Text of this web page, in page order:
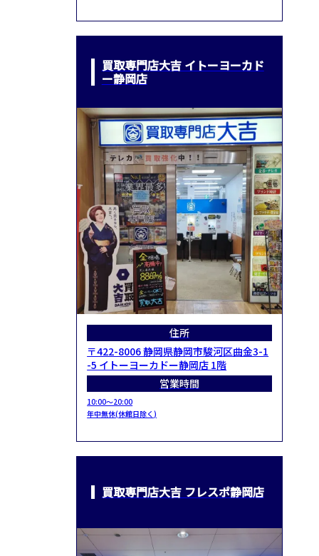
買取専門店大吉 イトーヨーカド
ー静岡店
住所
〒422-8006 静岡県静岡市駿河区曲金3-1
-5 イトーヨーカドー静岡店 1階
営業時間
10:00～20:00
年中無休(休館日除く)
買取専門店大吉 フレスポ静岡店